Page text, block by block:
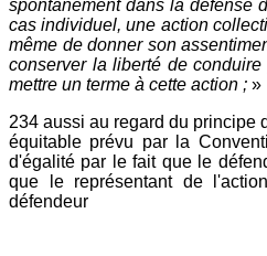
spontanément dans la défense
cas individuel, une action
même de donner son
conserver la liberté de
mettre un terme à cette action ; »
234 aussi au regard du principe
équitable prévu par la
d'égalité par le fait que le
que le représentant de
défendeur